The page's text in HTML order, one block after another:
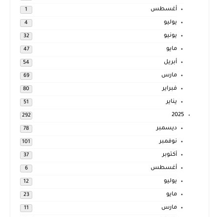
أغسطس 1
يوليو 4
يونيو 32
مايو 47
أبريل 54
مارس 69
فبراير 80
يناير 51
2025
292
ديسمبر 78
نوفمبر 101
أكتوبر 37
أغسطس 6
يوليو 12
مايو 23
مارس 11